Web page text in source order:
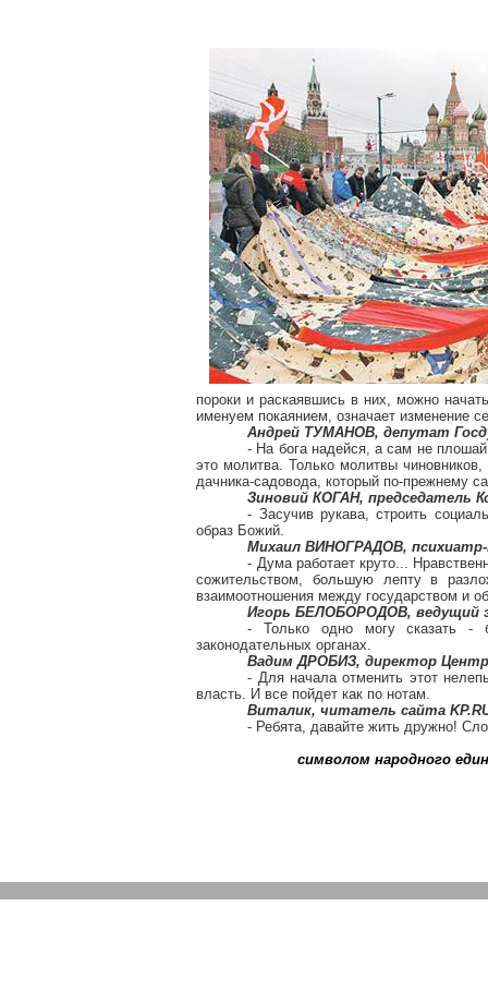
пороки и раскаявшись в них, можно
именуем покаянием, означает изменение
Андрей ТУМАНОВ, депутат
- На бога надейся, а сам не
это молитва. Только молитвы
дачника-садовода, который по-прежнему
Зиновий КОГАН, председатель
- Засучив рукава, строить
образ Божий.
Михаил ВИНОГРАДОВ,
- Дума работает круто...
сожительством, большую лепту в
взаимоотношения между государством и
Игорь БЕЛОБОРОДОВ, ведущий
- Только одно могу сказать
законодательных органах.
Вадим ДРОБИЗ, директор
- Для начала отменить этот
власть. И все пойдет как по нотам.
Виталик, читатель сайта
- Ребята, давайте жить дружно!
символом народного